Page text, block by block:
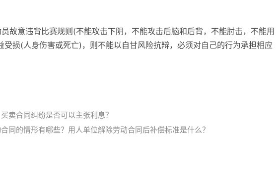
故意违背比赛规则(不能攻击下阴，不能攻击后脑和后背，不能肘击，不能用
受损(人身伤害或死亡)，则不能以自甘风险抗辩，必须对自己的行为承担相应
卖合同纠纷是否可以主张利息？
同的情形有哪些？用人单位解除劳动合同后补偿标准是什么？